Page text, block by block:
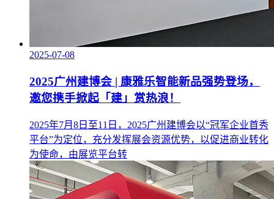
2025-07-08
2025广州建博会 | 康雅乐智能新品强势登场，
邀您携手掀起「建」赏热浪！
2025年7月8日至11日，2025广州建博会以“冠军企业首秀
平台”为定位，充分发挥展会资源优势，以促进商业转化
为使命，由展览平台转